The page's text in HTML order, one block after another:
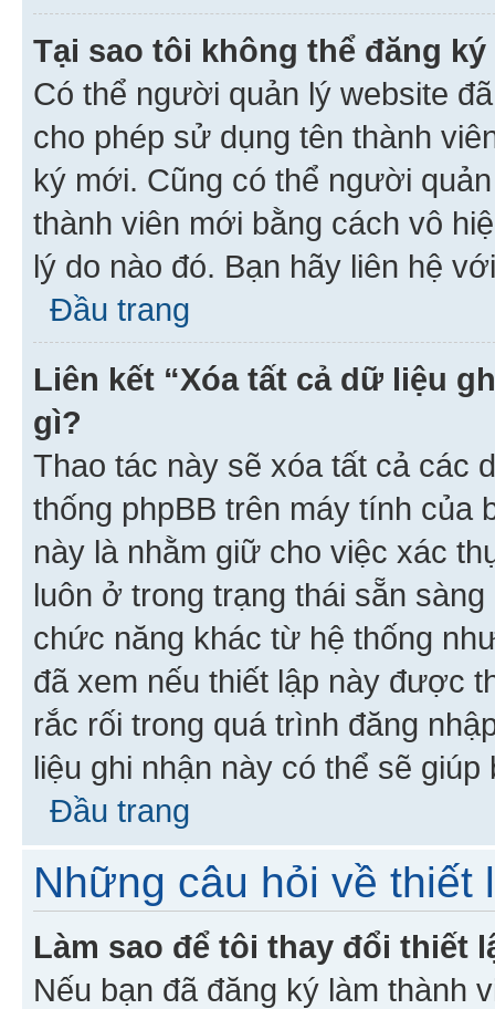
Tại sao tôi không thể đăng
Có thể người quản lý website
cho phép sử dụng tên thành
ký mới. Cũng có thể người
thành viên mới bằng cách vô
lý do nào đó. Bạn hãy liên hệ
Đầu trang
Liên kết “Xóa tất cả dữ liệu
gì?
Thao tác này sẽ xóa tất cả các
thống phpBB trên máy tính của
này là nhằm giữ cho việc xác
luôn ở trong trạng thái sẵn
chức năng khác từ hệ thống
đã xem nếu thiết lập này được
rắc rối trong quá trình đăng
liệu ghi nhận này có thể sẽ
Đầu trang
Những câu hỏi về thiết
Làm sao để tôi thay đổi thiết
Nếu bạn đã đăng ký làm thành